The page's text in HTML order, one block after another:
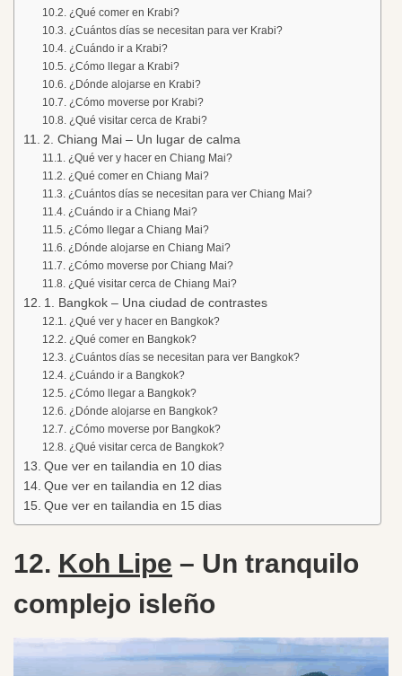
¿Qué comer en Krabi?
¿Cuántos días se necesitan para ver Krabi?
¿Cuándo ir a Krabi?
¿Cómo llegar a Krabi?
¿Dónde alojarse en Krabi?
¿Cómo moverse por Krabi?
¿Qué visitar cerca de Krabi?
2. Chiang Mai – Un lugar de calma
¿Qué ver y hacer en Chiang Mai?
¿Qué comer en Chiang Mai?
¿Cuántos días se necesitan para ver Chiang Mai?
¿Cuándo ir a Chiang Mai?
¿Cómo llegar a Chiang Mai?
¿Dónde alojarse en Chiang Mai?
¿Cómo moverse por Chiang Mai?
¿Qué visitar cerca de Chiang Mai?
1. Bangkok – Una ciudad de contrastes
¿Qué ver y hacer en Bangkok?
¿Qué comer en Bangkok?
¿Cuántos días se necesitan para ver Bangkok?
¿Cuándo ir a Bangkok?
¿Cómo llegar a Bangkok?
¿Dónde alojarse en Bangkok?
¿Cómo moverse por Bangkok?
¿Qué visitar cerca de Bangkok?
Que ver en tailandia en 10 dias
Que ver en tailandia en 12 dias
Que ver en tailandia en 15 dias
12. Koh Lipe – Un tranquilo
complejo isleño